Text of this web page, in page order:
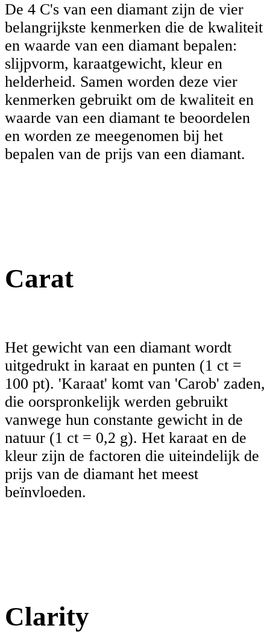
De 4 C's van een diamant zijn de vier
belangrijkste kenmerken die de kwaliteit
en waarde van een diamant bepalen:
slijpvorm, karaatgewicht, kleur en
helderheid. Samen worden deze vier
kenmerken gebruikt om de kwaliteit en
waarde van een diamant te beoordelen
en worden ze meegenomen bij het
bepalen van de prijs van een diamant.
Carat
Het gewicht van een diamant wordt
uitgedrukt in karaat en punten (1 ct =
100 pt). 'Karaat' komt van 'Carob' zaden,
die oorspronkelijk werden gebruikt
vanwege hun constante gewicht in de
natuur (1 ct = 0,2 g). Het karaat en de
kleur zijn de factoren die uiteindelijk de
prijs van de diamant het meest
beïnvloeden.
Clarity